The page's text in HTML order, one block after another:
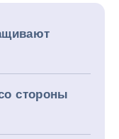
стороны